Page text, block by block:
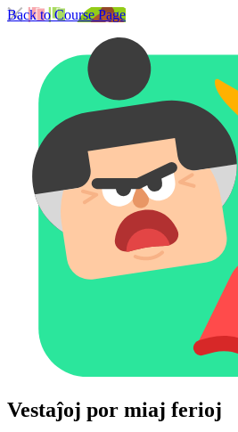
Back to Course Page
Vestaĵoj por miaj ferioj